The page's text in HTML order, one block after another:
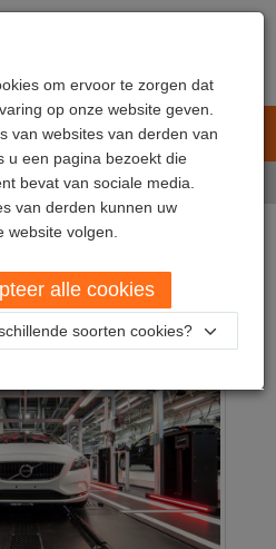
aiming (DAS)
(ADAS)
om ervoor te zorgen dat
op onze website geven.
van websites van derden van
u een pagina bezoekt die
bevat van sociale media.
van derden kunnen uw
website volgen.
alle cookies
soorten cookies?